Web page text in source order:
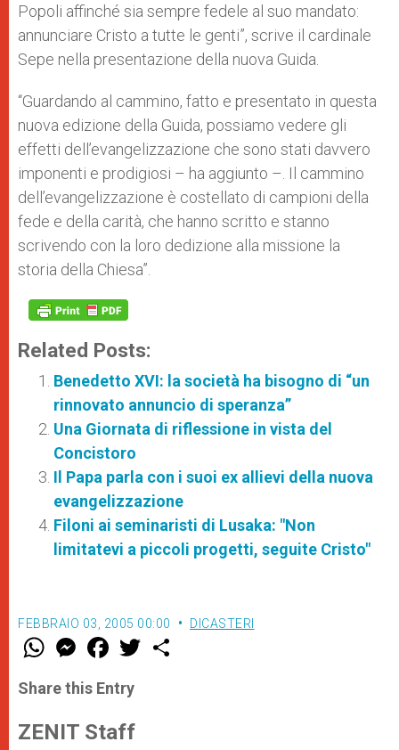
Popoli affinché sia sempre fedele al suo mandato:
annunciare Cristo a tutte le genti”, scrive il cardinale
Sepe nella presentazione della nuova Guida.
“Guardando al cammino, fatto e presentato in questa
nuova edizione della Guida, possiamo vedere gli
effetti dell’evangelizzazione che sono stati davvero
imponenti e prodigiosi – ha aggiunto –. Il cammino
dell’evangelizzazione è costellato di campioni della
fede e della carità, che hanno scritto e stanno
scrivendo con la loro dedizione alla missione la
storia della Chiesa”.
Related Posts:
Benedetto XVI: la società ha bisogno di “un
rinnovato annuncio di speranza”
Una Giornata di riflessione in vista del
Concistoro
Il Papa parla con i suoi ex allievi della nuova
evangelizzazione
Filoni ai seminaristi di Lusaka: "Non
limitatevi a piccoli progetti, seguite Cristo"
FEBBRAIO 03, 2005 00:00 DICASTERI
W
t
s
p
p
M
e
s
e
g
e
F
a
e
b
o
k
w
Share this Entry
ZENIT Staff